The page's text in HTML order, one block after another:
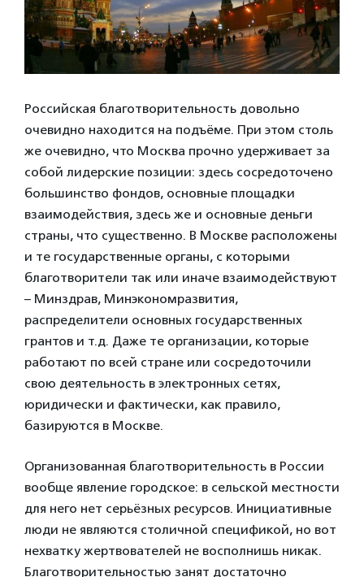
Российская благотворительность довольно
очевидно находится на подъёме. При этом столь
же очевидно, что Москва прочно удерживает за
собой лидерские позиции: здесь сосредоточено
большинство фондов, основные площадки
взаимодействия, здесь же и основные деньги
страны, что существенно. В Москве расположены
и те государственные органы, с которыми
благотворители так или иначе взаимодействуют
– Минздрав, Минэкономразвития,
распределители основных государственных
грантов и т.д. Даже те организации, которые
работают по всей стране или сосредоточили
свою деятельность в электронных сетях,
юридически и фактически, как правило,
базируются в Москве.
Организованная благотворительность в России
вообще явление городское: в сельской местности
для него нет серьёзных ресурсов. Инициативные
люди не являются столичной спецификой, но вот
нехватку жертвователей не восполнишь никак.
Благотворительностью занят достаточно